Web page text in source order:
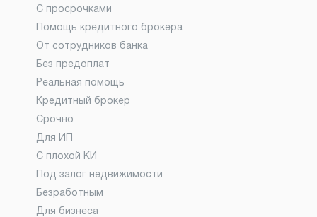
С просрочками
Помощь кредитного брокера
От сотрудников банка
Без предоплат
Реальная помощь
Кредитный брокер
Срочно
Для ИП
С плохой КИ
Под залог недвижимости
Безработным
Для бизнеса